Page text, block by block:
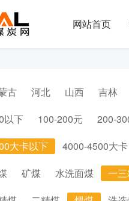
网站首页
古 河北 山西 吉林
以下 100-200元 200-
大卡以下 4000-4500大卡
矿煤 水洗面煤 一